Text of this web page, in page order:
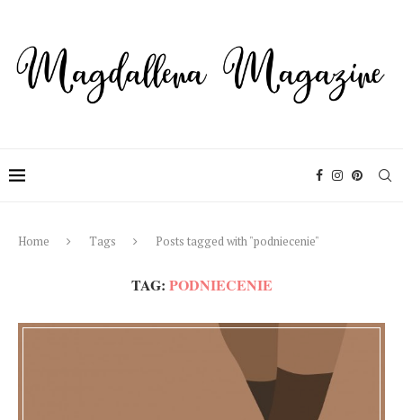
Home Tags Posts tagged with "podniecenie"
TAG: PODNIECENIE